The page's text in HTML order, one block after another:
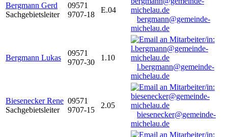
Bergmann Gerd
Sachgebietsleiter
09571
9707-18
E.04
bergmann@gemeinde-
michelau.de
Bergmann Lukas
09571
9707-30
1.10
l.bergmann@gemeinde-
michelau.de
Biesenecker Rene
Sachgebietsleiter
09571
9707-15
2.05
biesenecker@gemeinde-
michelau.de